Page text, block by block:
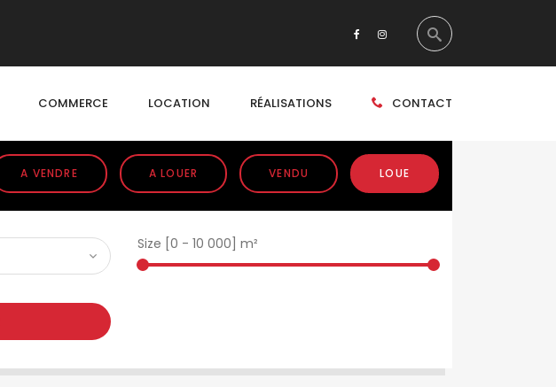
COMMERCE LOCATION RÉALISATIONS CONTACT
A VENDRE A LOUER VENDU LOUE
Size [ 0 - 10 000 ] m²